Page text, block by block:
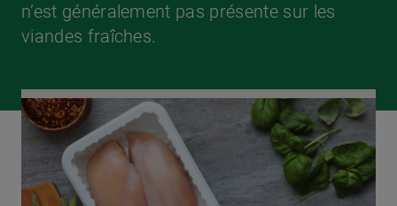
n’est généralement pas présente sur les
viandes fraîches.